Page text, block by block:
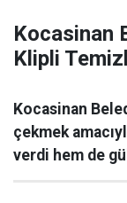
Kocasinan
Klipli
Kocasinan
çekmek
verdi hem de